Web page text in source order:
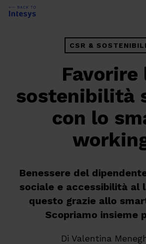
Skip
CSR &
Favorire
sostenibilità
con lo
Benessere del
sociale e accessibilità al
questo grazie allo
Scopriamo insieme
Di Valentina